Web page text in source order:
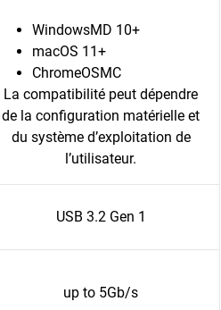
WindowsMD 10+
macOS 11+
ChromeOSMC
La compatibilité peut dépendre
de la configuration matérielle et
du système d’exploitation de
l’utilisateur.
USB 3.2 Gen 1
up to 5Gb/s